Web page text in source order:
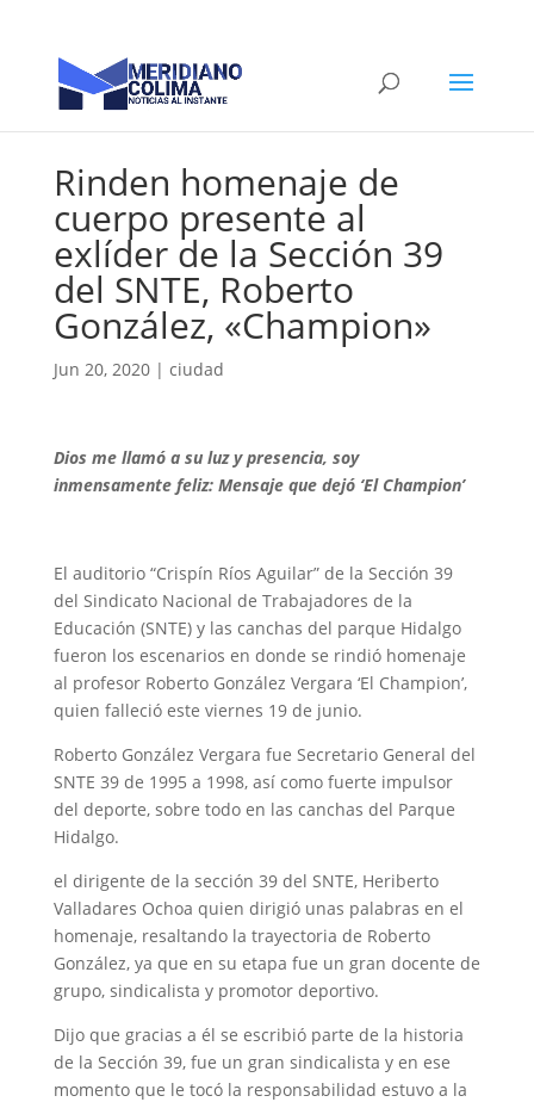
Rinden homenaje de
cuerpo presente al
exlíder de la Sección 39
del SNTE, Roberto
González, «Champion»
Jun 20, 2020| ciudad
Dios me llamó a su luz y presencia, soy
inmensamente feliz: Mensaje que dejó ‘El Champion’
El auditorio “Crispín Ríos Aguilar” de la Sección 39
del Sindicato Nacional de Trabajadores de la
Educación (SNTE) y las canchas del parque Hidalgo
fueron los escenarios en donde se rindió homenaje
al profesor Roberto González Vergara ‘El Champion’,
quien falleció este viernes 19 de junio.
Roberto González Vergara fue Secretario General del
SNTE 39 de 1995 a 1998, así como fuerte impulsor
del deporte, sobre todo en las canchas del Parque
Hidalgo.
el dirigente de la sección 39 del SNTE, Heriberto
Valladares Ochoa quien dirigió unas palabras en el
homenaje, resaltando la trayectoria de Roberto
González, ya que en su etapa fue un gran docente de
grupo, sindicalista y promotor deportivo.
Dijo que gracias a él se escribió parte de la historia
de la Sección 39, fue un gran sindicalista y en ese
momento que le tocó la responsabilidad estuvo a la